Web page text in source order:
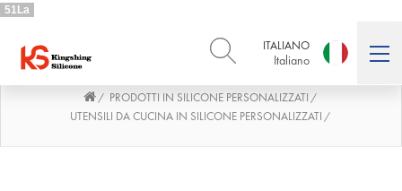
51La
ITALIANO
Italiano
ENGLISH
English
DEUTSCH
Deutsch
/ PRODOTTI IN SILICONE PERSONALIZZATI /
UTENSILI DA CUCINA IN SILICONE PERSONALIZZATI /